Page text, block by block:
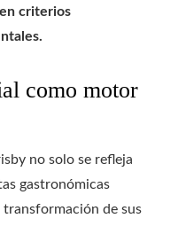
criterios
como motor
no solo se refleja
gastronómicas
transformación de sus